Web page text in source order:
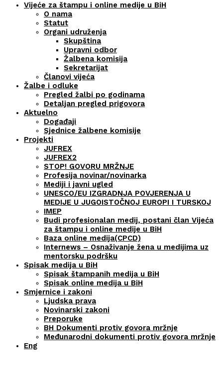
Vijeće za štampu i online medije u BiH
O nama
Statut
Organi udruženja
Skupština
Upravni odbor
Žalbena komisija
Sekretarijat
Članovi vijeća
Žalbe i odluke
Pregled žalbi po godinama
Detaljan pregled prigovora
Aktuelno
Događaji
Sjednice žalbene komisije
Projekti
JUFREX
JUFREX2
STOP! GOVORU MRŽNJE
Profesija novinar/novinarka
Mediji i javni ugled
UNESCO/EU IZGRADNJA POVJERENJA U
MEDIJE U JUGOISTOČNOJ EUROPI I TURSKOJ
IMEP
Budi profesionalan medij, postani član Vijeća
za štampu i online medije u BiH
Baza online medija(CPCD)
Internews – Osnaživanje žena u medijima uz
mentorsku podršku
Spisak medija u BiH
Spisak štampanih medija u BiH
Spisak online medija u BiH
Smjernice i zakoni
Ljudska prava
Novinarski zakoni
Preporuke
BH Dokumenti protiv govora mržnje
Međunarodni dokumenti protiv govora mržnje
Eng